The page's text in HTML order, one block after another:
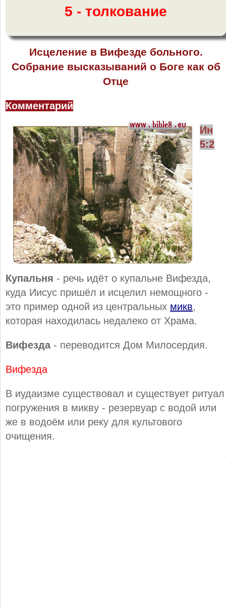
5 - толкование
Исцеление в Вифезде больного.
Собрание высказываний о Боге как об
Отце
Комментарий
Ин
5:2
Купальня - речь идёт о купальне Вифезда,
куда Иисус пришёл и исцелил немощного -
это пример одной из центральных микв,
которая находилась недалеко от Храма.
Вифезда- переводится Дом Милосердия.
Вифезда
В иудаизме существовал и существует ритуал
погружения в микву - резервуар с водой или
же в водоём или реку для культового
очищения.